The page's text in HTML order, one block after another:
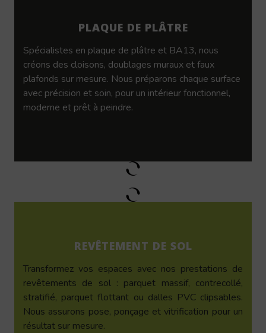
PLAQUE DE PLÂTRE
Spécialistes en plaque de plâtre et BA13, nous
créons des cloisons, doublages muraux et faux
plafonds sur mesure. Nous préparons chaque surface
avec précision et soin, pour un intérieur fonctionnel,
moderne et prêt à peindre.
REVÊTEMENT DE SOL
Transformez vos espaces avec nos prestations de
revêtements de sol : parquet massif, contrecollé,
stratifié, parquet flottant ou dalles PVC clipsables.
Nous assurons pose, ponçage et vitrification pour un
résultat sur mesure.